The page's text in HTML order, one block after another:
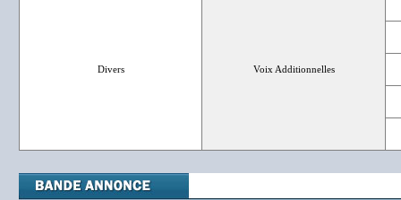
Divers Voix Additionnelles